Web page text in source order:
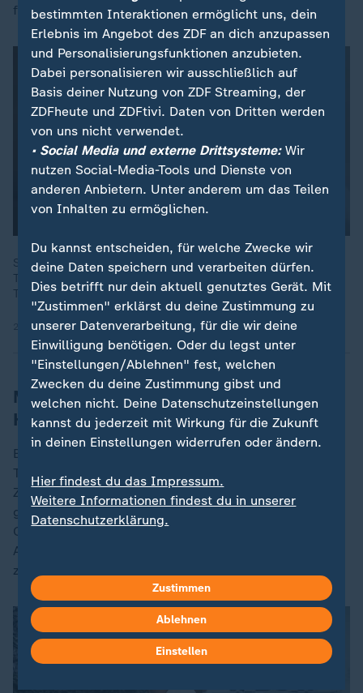
für den Präsidenten in seiner zweiten Amtszeit.
Seitens der Judikative sei die Gewaltenteilung in den USA in
Takt, sagt Politikwissenschaftlerin von Daniels. Ob Präsident
Trump sich allerdings an das Urteil halte, sei unklar.
21.02.2026 | 18:31 min
Merz kündigt "klare europäische
Haltung" an
Bundeskanzler Friedrich Merz
Tagen in Washington mit dem US-Präsidenten über die
Zollpolitik sprechen. "Wir werden hierzu auch eine
ganz klare europäische Haltung haben", sagte der
CDU-Politiker der ARD am Samstag - noch vor der
Ankündigung Trumps, die neuen globalen Zölle weiter
zu erhöhen.
bestimmten Interaktionen ermöglicht uns, dein
Erlebnis im Angebot des ZDF an dich anzupassen
und Personalisierungsfunktionen anzubieten.
Dabei personalisieren wir ausschließlich auf
Basis deiner Nutzung von ZDF Streaming, der
ZDFheute und ZDFtivi. Daten von Dritten werden
von uns nicht verwendet.
• Social Media und externe Drittsysteme:Wir
nutzen Social-Media-Tools und Dienste von
anderen Anbietern. Unter anderem um das Teilen
von Inhalten zu ermöglichen.
Du kannst entscheiden, für welche Zwecke wir
deine Daten speichern und verarbeiten dürfen.
Dies betrifft nur dein aktuell genutztes Gerät. Mit
"Zustimmen" erklärst du deine Zustimmung zu
unserer Datenverarbeitung, für die wir deine
Einwilligung benötigen. Oder du legst unter
"Einstellungen/Ablehnen" fest, welchen
Zwecken du deine Zustimmung gibst und
welchen nicht. Deine Datenschutzeinstellungen
kannst du jederzeit mit Wirkung für die Zukunft
in deinen Einstellungen widerrufen oder ändern.
Hier findest du das Impressum.
Weitere Informationen findest du in unserer
Datenschutzerklärung.
Zustimmen
Ablehnen
Einstellen